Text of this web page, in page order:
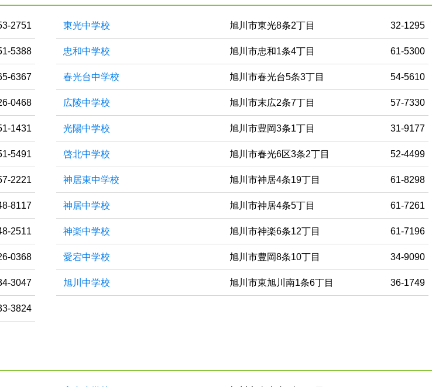
2751
5388
6367
0468
1431
5491
2221
8117
2511
0368
3047
3824
東光中学校 旭川市東光8条2丁目 32-1295
忠和中学校 旭川市忠和1条4丁目 61-5300
春光台中学校 旭川市春光台5条3丁目 54-5610
広陵中学校 旭川市末広2条7丁目 57-7330
光陽中学校 旭川市豊岡3条1丁目 31-9177
啓北中学校 旭川市春光6区3条2丁目 52-4499
神居東中学校 旭川市神居4条19丁目 61-8298
神居中学校 旭川市神居4条5丁目 61-7261
神楽中学校 旭川市神楽6条12丁目 61-7196
愛宕中学校 旭川市豊岡8条10丁目 34-9090
旭川中学校 旭川市東旭川南1条6丁目 36-1749